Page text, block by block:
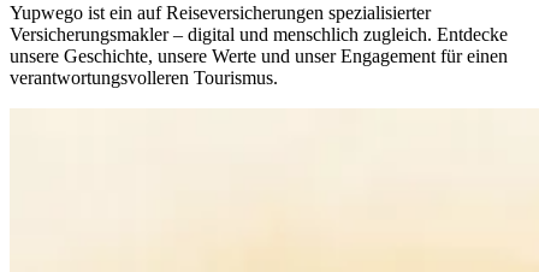
Yupwego ist ein auf Reiseversicherungen spezialisierter
Versicherungsmakler – digital und menschlich zugleich. Entdecke
unsere Geschichte, unsere Werte und unser Engagement für einen
verantwortungsvolleren Tourismus.